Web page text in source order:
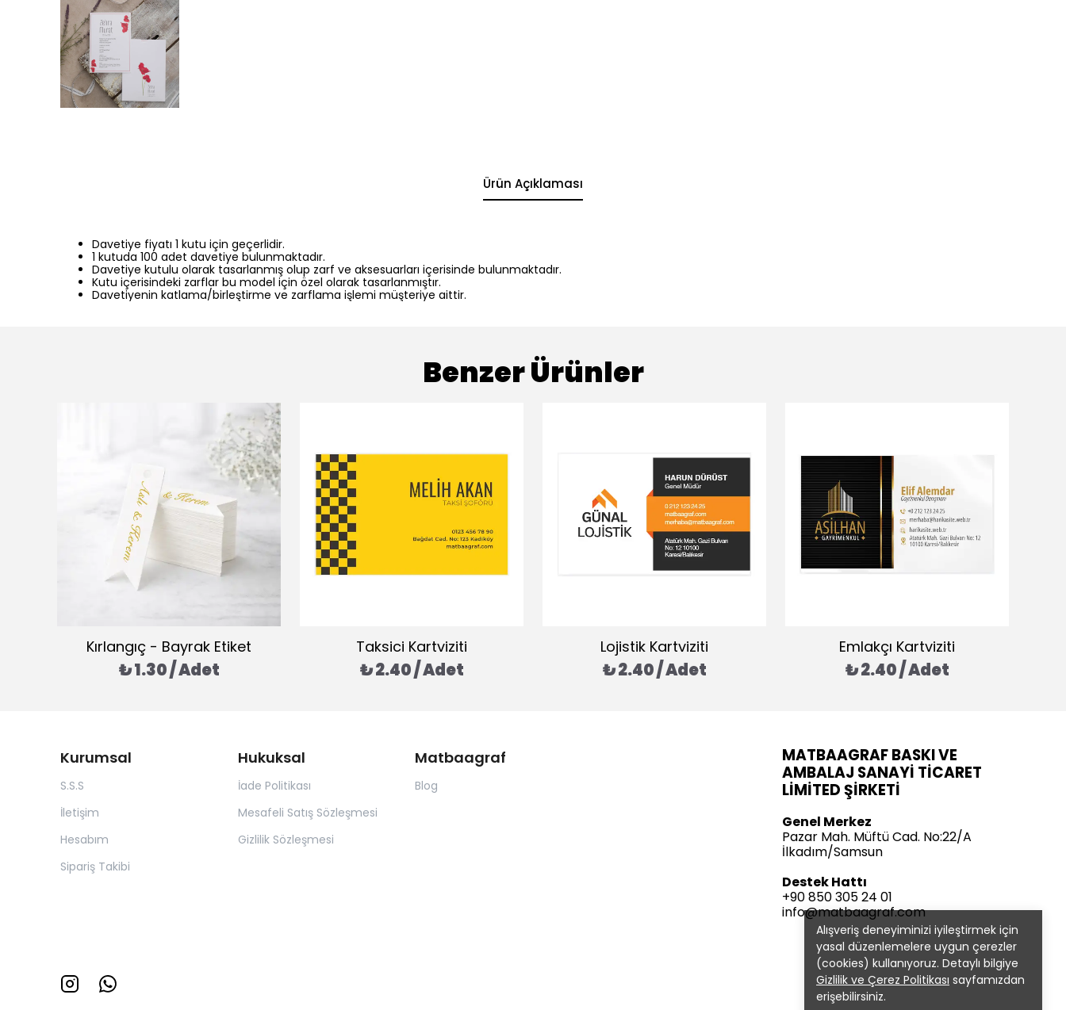
Alışveriş deneyiminizi iyileştirmek için
yasal düzenlemelere uygun çerezler
(cookies) kullanıyoruz. Detaylı bilgiye
Gizlilik ve Çerez Politikası sayfamızdan
erişebilirsiniz.
Ürün Açıklaması
Davetiye fiyatı 1 kutu için geçerlidir.
1 kutuda 100 adet davetiye bulunmaktadır.
Davetiye kutulu olarak tasarlanmış olup zarf ve aksesuarları içerisinde bulunmaktadır.
Kutu içerisindeki zarflar bu model için özel olarak tasarlanmıştır.
Davetiyenin katlama/birleştirme ve zarflama işlemi müşteriye aittir.
Benzer Ürünler
Kırlangıç - Bayrak Etiket
₺ 1.30 / Adet
Taksici Kartviziti
₺ 2.40 / Adet
Lojistik Kartviziti
₺ 2.40 / Adet
Emlakçı Kartviziti
₺ 2.40 / Adet
Kurumsal
S.S.S
İletişim
Hesabım
Sipariş Takibi
Hukuksal
İade Politikası
Mesafeli Satış Sözleşmesi
Gizlilik Sözleşmesi
Matbaagraf
Blog
MATBAAGRAF BASKI VE
AMBALAJ SANAYİ TİCARET
LİMİTED ŞİRKETİ
Genel Merkez
Pazar Mah. Müftü Cad. No:22/A
İlkadım/Samsun
Destek Hattı
+90 850 305 24 01
info@matbaagraf.com